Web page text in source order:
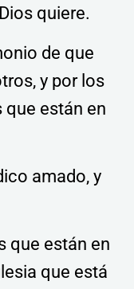
quiere.
de que
y por los
que están en
amado, y
que están en
que está